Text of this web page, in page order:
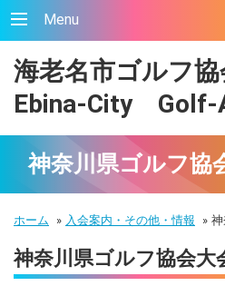
Menu
海老名市ゴルフ協
Ebina-City Golf-
神奈川県ゴルフ協
ホーム » 入会案内・その他・情報 »
神奈川県ゴルフ協会大